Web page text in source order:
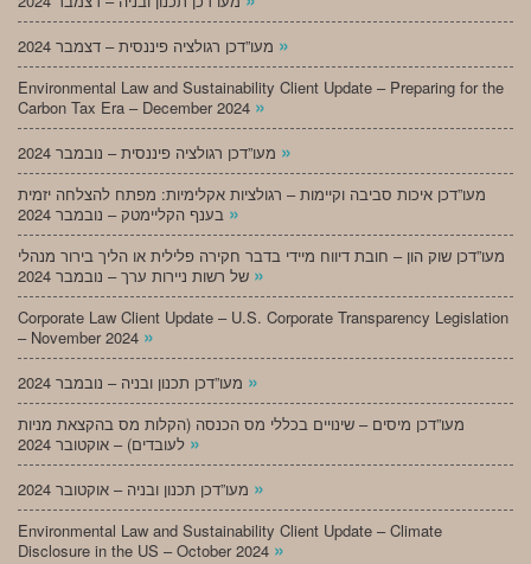
»
Environmental Law and Sustainability Client Update – Preparing for the
Carbon Tax Era – December 2024 »
»
מעו”דכן איכות סביבה וקיימות – רגולציות אקלימיות: מפתח להצלחה יזמית
»
מעו”דכן שוק הון – חובת דיווח מיידי בדבר חקירה פלילית או הליך בירור מנהלי
»
Corporate Law Client Update – U.S. Corporate Transparency Legislation
– November 2024 »
»
מעו”דכן מיסים – שינויים בכללי מס הכנסה (הקלות מס בהקצאת מניות
»
»
Environmental Law and Sustainability Client Update – Climate
Disclosure in the US – October 2024 »